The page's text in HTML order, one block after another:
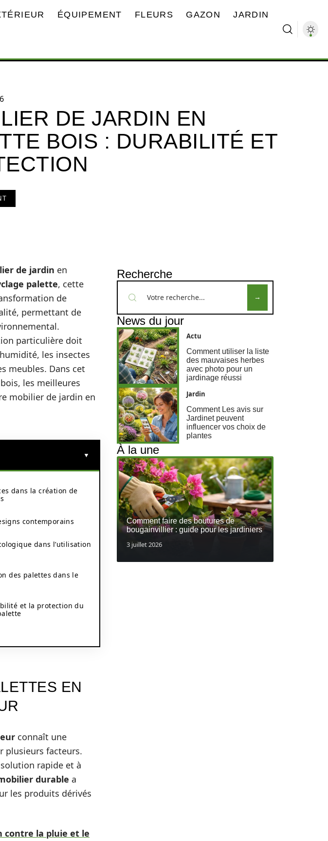
ÉQUIPEMENT FLEURS GAZON JARDIN
DE JARDIN EN
BOIS : DURABILITÉ ET
de jardin en
palette, cette
de
permettant de
particulière doit
les insectes
meubles. Dans cet
les meilleures
mobilier de jardin en
dans la création de
contemporains
dans l’utilisation
des palettes dans le
et la protection du
EN
connaît une
plusieurs facteurs.
rapide et à
durable a
les produits dérivés
contre la pluie et le
Recherche
News du jour
Actu
Comment utiliser la liste
des mauvaises herbes
avec photo pour un
jardinage réussi
Jardin
Comment Les avis sur
Jardinet peuvent
influencer vos choix de
plantes
À la une
Comment faire des boutures de
bougainvillier : guide pour les jardiniers
3 juillet 2026